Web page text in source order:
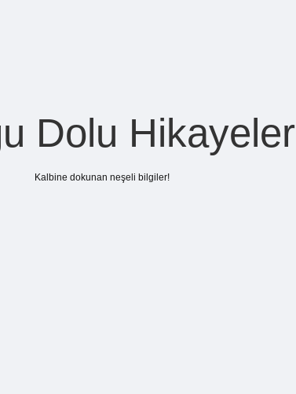
Dolu Hikayeler
Kalbine dokunan neşeli bilgiler!